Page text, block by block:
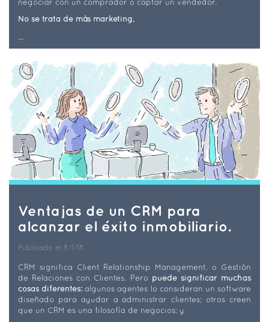
negociar con un comprador o captar un vendedor.
No se trata de más marketing,
...
Ventajas de un CRM para
alcanzar el éxito inmobiliario.
Publicado el 8/1/18
CRM significa Client Relationship Management, o Gestión
de Relaciones con Clientes. Pero puede significar muchas
cosas diferentes: algunos agentes lo consideran un software
diseñado para ayudar a administrar clientes; otros creen
que un CRM es una filosofía de negocios; y